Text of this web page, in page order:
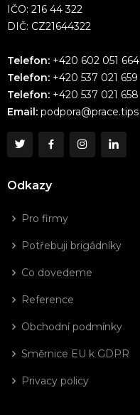
IČO: 216 44 322
DIČ: CZ21644322
Telefon: +420 602 051 664
Telefon: +420 537 021 659
Telefon: +420 537 021 658
Email: podpora@prace.tips
Odkazy
Pro firmy
Potřebuji brigádníky
Co dovedeme
Reference
Obchodní podmínky
Směrnice EU k GDPR
Privacy policy